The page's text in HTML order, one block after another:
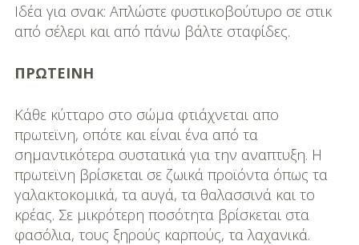
Ιδέα για σνακ: Απλώστε φυστικοβούτυρο σε στικ
από σέλερι και από πάνω βάλτε σταφίδες.
ΠΡΩΤΕΙΝΗ
Κάθε κύτταρο στο σώμα φτιάχνεται απο
πρωτεϊνη, οπότε και είναι ένα από τα
σημαντικότερα συστατικά για την αναπτυξη. Η
πρωτεϊνη βρίσκεται σε ζωικά προϊόντα όπως τα
γαλακτοκομικά, τα αυγά, τα θαλασσινά και το
κρέας. Σε μικρότερη ποσότητα βρίσκεται στα
φασόλια, τους ξηρούς καρπούς, τα λαχανικά.